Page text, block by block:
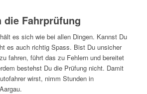
die Fahrprüfung
es sich wie bei allen Dingen. Kannst Du
es auch richtig Spass. Bist Du unsicher
fahren, führt das zu Fehlern und bereitet
bestehst Du die Prüfung nicht. Damit
wirst, nimm Stunden in